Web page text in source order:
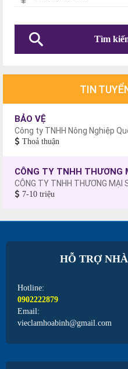
Tìm
TIN
BẢO VỆ
Công ty TNHH Nông Nghiệp
Thoả thuận
CÔNG TY TNHH THƯƠNG MẠI
7-10 triệu
HỖ TRỢ
Hotline:
0902222879
Email:
vieclamhoabinh@gmail.com